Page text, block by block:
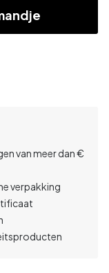
van meer dan €
verpakking